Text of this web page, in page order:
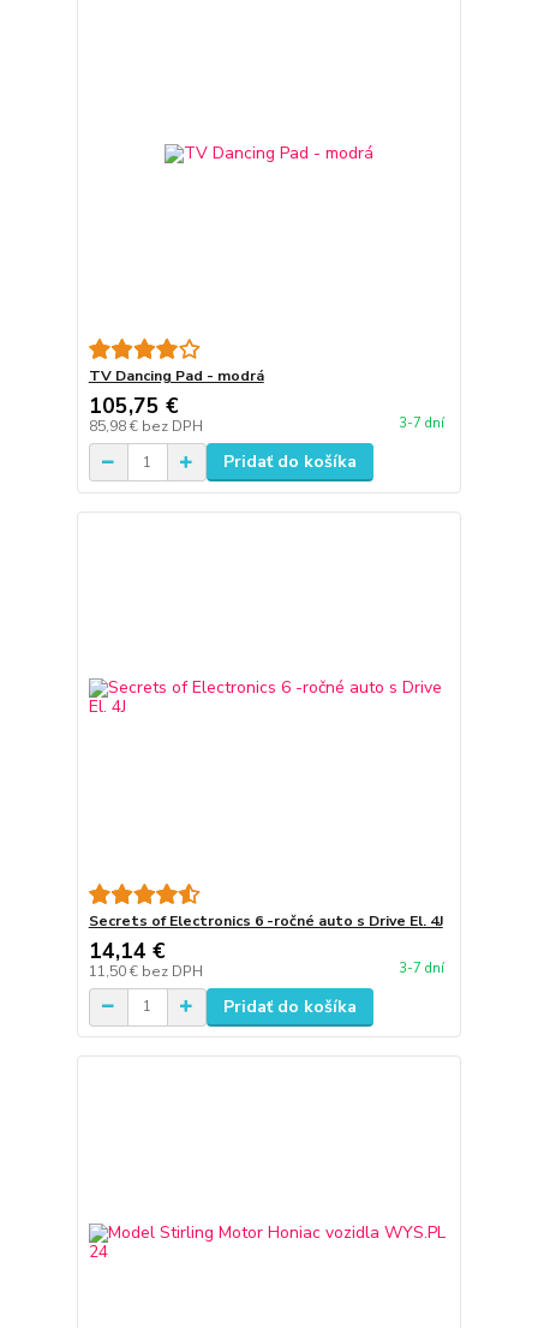
TV Dancing Pad - modrá
105,75 €
85,98 € bez DPH 3-7 dní
Pridať do košíka
Secrets of Electronics 6 -ročné auto s Drive El. 4J
14,14 €
11,50 € bez DPH 3-7 dní
Pridať do košíka